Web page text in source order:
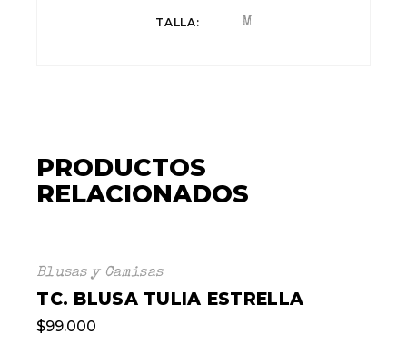
TALLA M
PRODUCTOS
RELACIONADOS
Blusas y Camisas
TC. BLUSA TULIA ESTRELLA
$99.000